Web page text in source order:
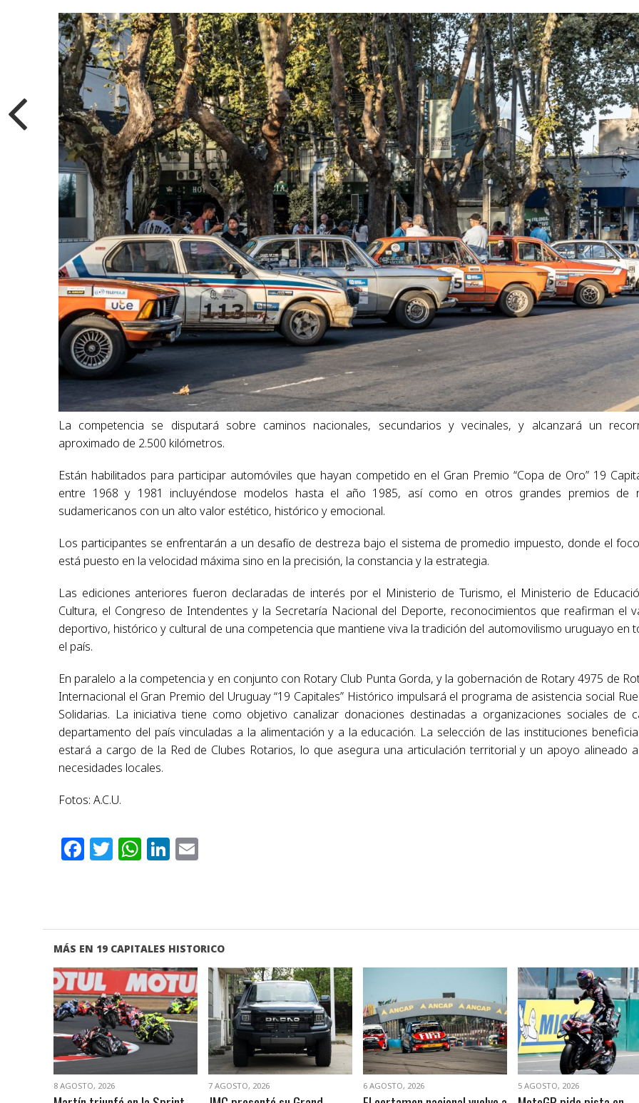
La competencia se disputará sobre caminos nacionales, secundarios y vecinales, y alcanzará un
aproximado de 2.500 kilómetros.
Están habilitados para participar automóviles que hayan competido en el Gran Premio “Copa de Oro” 19
entre 1968 y 1981 incluyéndose modelos hasta el año 1985, así como en otros grandes premios de
sudamericanos con un alto valor estético, histórico y emocional.
Los participantes se enfrentarán a un desafío de destreza bajo el sistema de promedio impuesto, donde el
está puesto en la velocidad máxima sino en la precisión, la constancia y la estrategia.
Las ediciones anteriores fueron declaradas de interés por el Ministerio de Turismo, el Ministerio de
Cultura, el Congreso de Intendentes y la Secretaría Nacional del Deporte, reconocimientos que reafirman el
deportivo, histórico y cultural de una competencia que mantiene viva la tradición del automovilismo uruguayo en
el país.
En paralelo a la competencia y en conjunto con Rotary Club Punta Gorda, y la gobernación de Rotary 4975 de
Internacional el Gran Premio del Uruguay “19 Capitales” Histórico impulsará el programa de asistencia social
Solidarias. La iniciativa tiene como objetivo canalizar donaciones destinadas a organizaciones sociales de
departamento del país vinculadas a la alimentación y a la educación. La selección de las instituciones
estará a cargo de la Red de Clubes Rotarios, lo que asegura una articulación territorial y un apoyo alineado
necesidades locales.
Fotos: A.C.U.
Facebook
Twitter
WhatsApp
LinkedIn
MÁS EN 19 CAPITALES HISTORICO
VER NOTA
8 AGOSTO, 2026
VER NOTA
7 AGOSTO, 2026
VER NOTA
6 AGOSTO, 2026
VER NOTA
5 AGOSTO, 2026